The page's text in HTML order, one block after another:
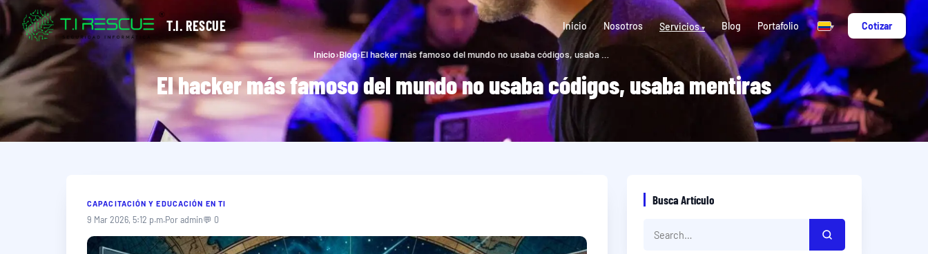
T.I. RESCUE Inicio Nosotros Servicios▾ Blog Portafolio ▾ Cotizar
Inicio›Blog›
El hacker más famoso del mundo no usaba códigos, usaba mentiras
CAPACITACIÓN Y EDUCACIÓN EN TI
9 Mar 2026, 5:12 p.m.Por admin💬 0
Busca Artículo